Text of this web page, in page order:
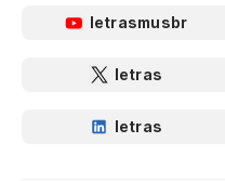
letrasmusbr
letras
letras